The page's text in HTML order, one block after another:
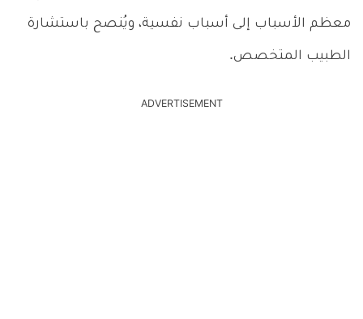
معظم الأسباب إلى أسباب نفسية، ويُنصح باستشارة
الطبيب المتخصص.
ADVERTISEMENT